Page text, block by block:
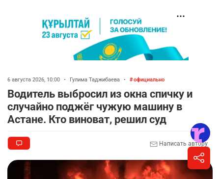
6 августа 2026, 10:00 • Гулима Таджибаева • официально
Водитель выбросил из окна спичку и
случайно поджёг чужую машину в
Астане. Кто виноват, решил суд
Написать автору